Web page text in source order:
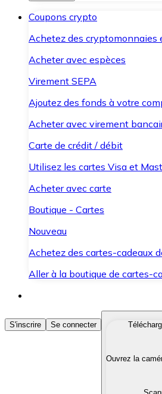
Coupons crypto
Achetez des cryptomonnaies
Acheter avec espèces
Virement SEPA
Ajoutez des fonds à votre
Acheter avec virement
Carte de crédit / débit
Utilisez les cartes Visa et
Acheter avec carte
Boutique - Cartes
Nouveau
Achetez des cartes-cadeaux
Aller à la boutique de cartes-
Acheter des Cryptomonnaies
Achetez les cryptomonnaies
Convertissez vos
S'inscrire Se connecter
Ouvrez la